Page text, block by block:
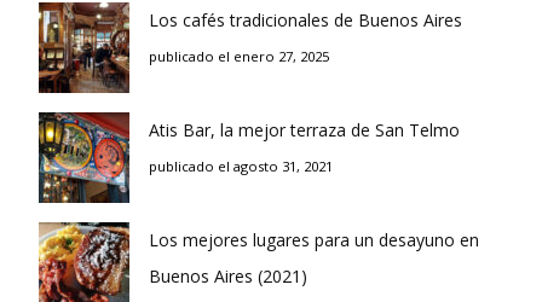
Los cafés tradicionales de Buenos Aires
publicado el enero 27, 2025
Atis Bar, la mejor terraza de San Telmo
publicado el agosto 31, 2021
Los mejores lugares para un desayuno en
Buenos Aires (2021)